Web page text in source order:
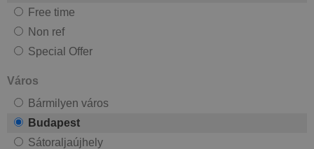
Free time
Non ref
Special Offer
Város
Bármilyen város
Budapest
Sátoraljaújhely